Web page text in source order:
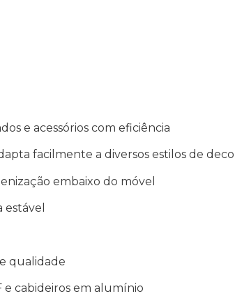
e acessórios com eficiência
facilmente a diversos estilos de
embaixo do móvel
qualidade
e cabideiros em alumínio